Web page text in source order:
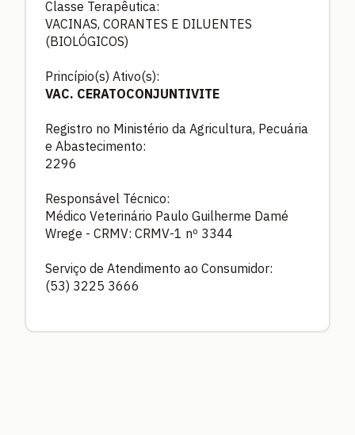
Classe Terapêutica:
VACINAS, CORANTES E DILUENTES
(BIOLÓGICOS)
Princípio(s) Ativo(s):
VAC. CERATOCONJUNTIVITE
Registro no Ministério da Agricultura, Pecuária
e Abastecimento:
2296
Responsável Técnico:
Médico Veterinário Paulo Guilherme Damé
Wrege - CRMV: CRMV-1 nº 3344
Serviço de Atendimento ao Consumidor:
(53) 3225 3666